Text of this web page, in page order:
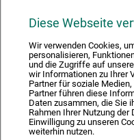
Diese Webseite
Wir verwenden Cookies,
personalisieren,
und die Zugriffe auf
wir Informationen zu Ihrer
Partner für soziale
Partner führen diese
Daten zusammen, die Sie
Rahmen Ihrer Nutzung
Einwilligung zu unseren
weiterhin nutzen.
Mit diesem Logo möchten wir
Duales System Deutschland